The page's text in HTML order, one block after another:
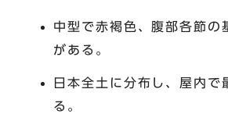
中型で赤褐色、腹部各節の
がある。
日本全土に分布し、屋内で
る。